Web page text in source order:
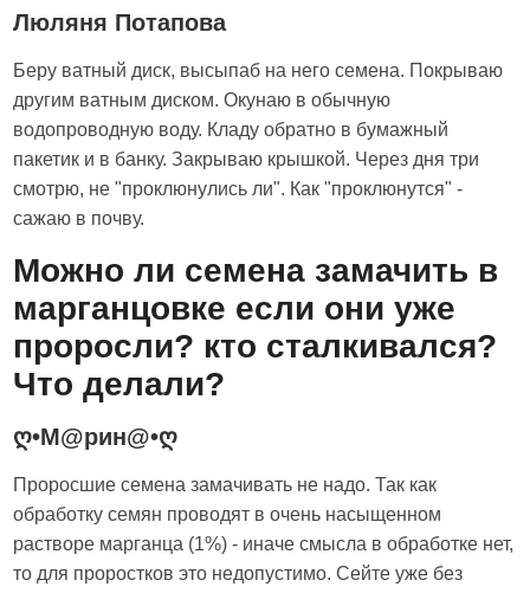
Люляня Потапова
Беру ватный диск, высыпаб на него семена. Покрываю
другим ватным диском. Окунаю в обычную
водопроводную воду. Кладу обратно в бумажный
пакетик и в банку. Закрываю крышкой. Через дня три
смотрю, не "проклюнулись ли". Как "проклюнутся" -
сажаю в почву.
Можно ли семена замачить в
марганцовке если они уже
проросли? кто сталкивался?
Что делали?
ღ•М@рин@•ღ
Проросшие семена замачивать не надо. Так как
обработку семян проводят в очень насыщенном
растворе марганца (1%) - иначе смысла в обработке нет,
то для проростков это недопустимо. Сейте уже без